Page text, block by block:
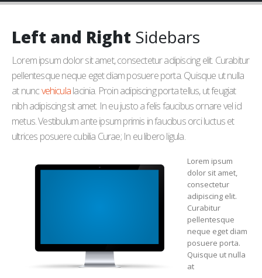
Left and Right Sidebars
Lorem ipsum dolor sit amet, consectetur adipiscing elit. Curabitur
pellentesque neque eget diam posuere porta. Quisque ut nulla
at nuncvehiculalacinia. Proin adipiscing porta tellus, ut feugiat
nibh adipiscing sit amet. In eu justo a felis faucibus ornare vel id
metus. Vestibulum ante ipsum primis in faucibus orci luctus et
ultrices posuere cubilia Curae; In eu libero ligula.
Lorem ipsum
dolor sit amet,
consectetur
adipiscing elit.
Curabitur
pellentesque
neque eget diam
posuere porta.
Quisque ut nulla
at